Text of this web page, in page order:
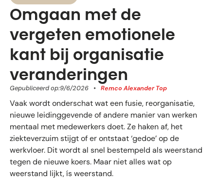
Omgaan met de
vergeten emotionele
kant bij organisatie
veranderingen
Gepubliceerd op:9/6/2026 • Remco Alexander Top
Vaak wordt onderschat wat een fusie, reorganisatie,
nieuwe leidinggevende of andere manier van werken
mentaal met medewerkers doet. Ze haken af, het
ziekteverzuim stijgt of er ontstaat ‘gedoe’ op de
werkvloer. Dit wordt al snel bestempeld als weerstand
tegen de nieuwe koers. Maar niet alles wat op
weerstand lijkt, ís weerstand.